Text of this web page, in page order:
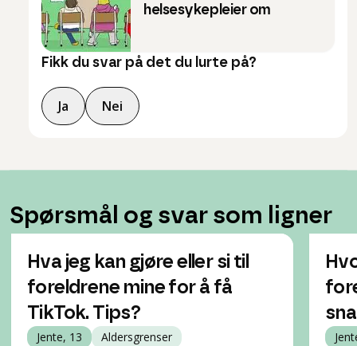
helsesykepleier om
Fikk du svar på det du lurte på?
Ja Nei
Spørsmål og svar som ligner
Hva jeg kan gjøre eller si til
foreldrene mine for å få
TikTok. Tips?
Jente, 13 Aldersgrenser